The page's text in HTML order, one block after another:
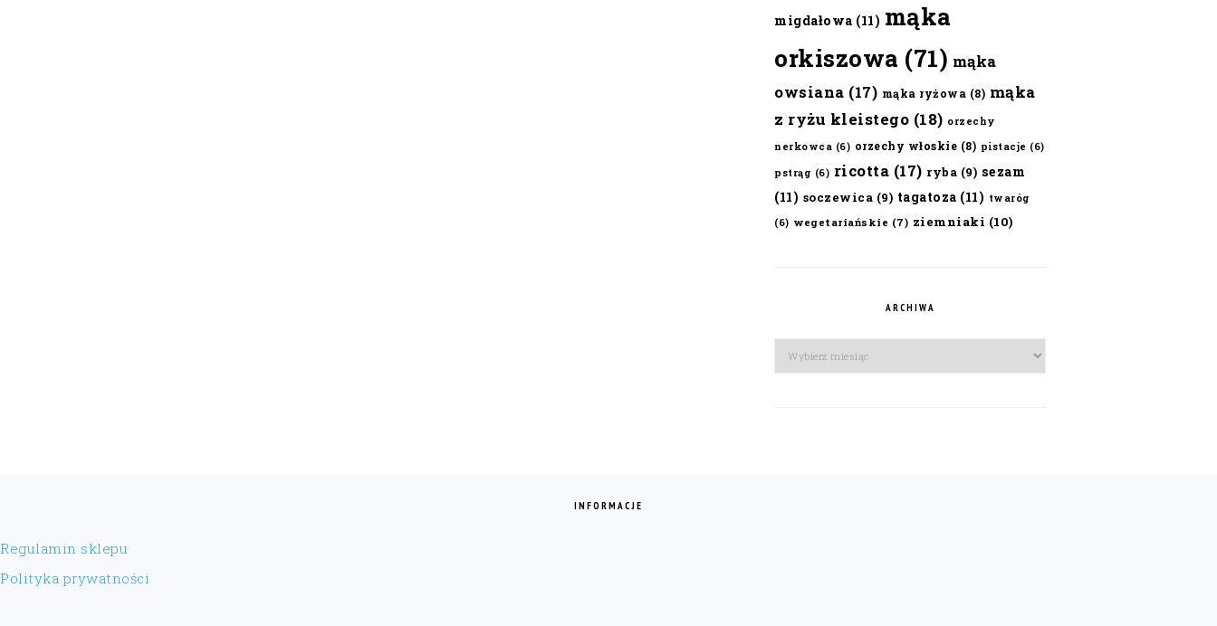
migdałowa (11) mąka
orkiszowa (71) mąka
owsiana (17) mąka ryżowa (8) mąka
z ryżu kleistego (18) orzechy
nerkowca (6) orzechy włoskie (8) pistacje (6)
pstrąg (6) ricotta (17) ryba (9) sezam
(11) soczewica (9) tagatoza (11) twaróg
(6) wegetariańskie (7) ziemniaki (10)
ARCHIWA
Archiwa
INFORMACJE
Regulamin sklepu
Polityka prywatności